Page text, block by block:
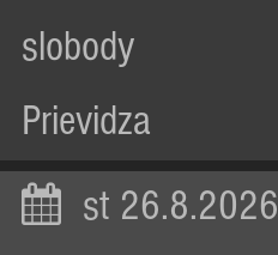
slobody
Prievidza
st 26.8.2026